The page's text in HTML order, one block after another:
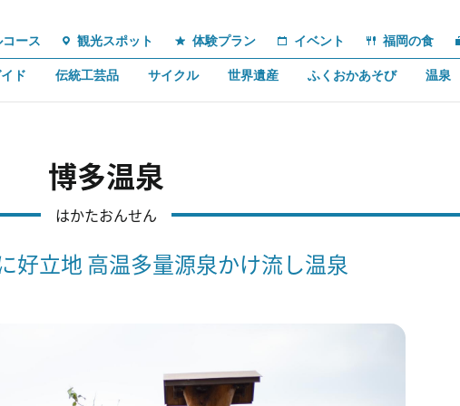
ース 観光スポット 体験プラン イベント 福岡の食
ド 伝統工芸品 サイクル 世界遺産 ふくおかあそび 温泉
博多温泉
はかたおんせん
好立地 高温多量源泉かけ流し温泉